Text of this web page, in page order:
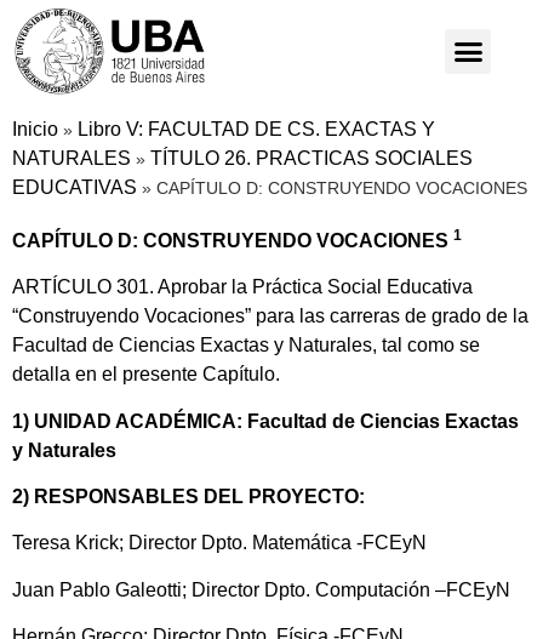
Inicio » Libro V: FACULTAD DE CS. EXACTAS Y
NATURALES » TÍTULO 26. PRACTICAS SOCIALES
EDUCATIVAS » CAPÍTULO D: CONSTRUYENDO VOCACIONES
CAPÍTULO D: CONSTRUYENDO VOCACIONES 1
ARTÍCULO 301. Aprobar la Práctica Social Educativa
“Construyendo Vocaciones” para las carreras de grado de la
Facultad de Ciencias Exactas y Naturales, tal como se
detalla en el presente Capítulo.
1) UNIDAD ACADÉMICA: Facultad de Ciencias Exactas
y Naturales
2) RESPONSABLES DEL PROYECTO:
Teresa Krick; Director Dpto. Matemática -FCEyN
Juan Pablo Galeotti; Director Dpto. Computación –FCEyN